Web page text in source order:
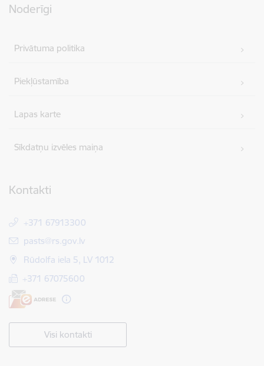
Noderīgi
Privātuma politika
Piekļūstamība
Lapas karte
Sīkdatņu izvēles maiņa
Kontakti
+371 67913300
E-pasts:
pasts@rs.gov.lv
Rūdolfa iela 5, LV 1012
+371 67075600
Visi kontakti